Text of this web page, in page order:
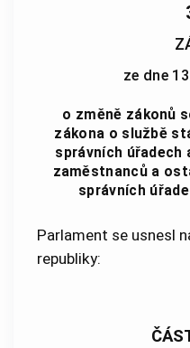
ze dne
o změně zákonů
zákona o službě
správních úřadech
zaměstnanců a
správních
Parlament se usnesl
republiky: